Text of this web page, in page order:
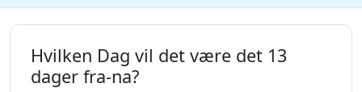
Hvilken Dag vil det være det 13
dager fra-na?